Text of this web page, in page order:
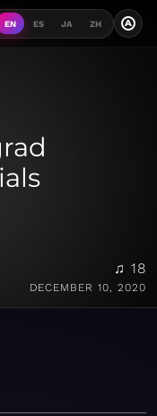
EN ES JA ZH A
♫ 18
DECEMBER 10, 2020